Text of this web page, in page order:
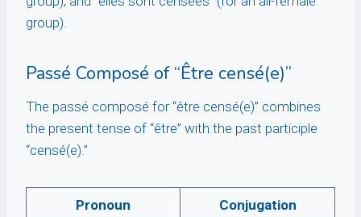
group).
Passé Composé of “Être censé(e)”
The passé composé for “être censé(e)” combines
the present tense of “être” with the past participle
“censé(e).”
Pronoun Conjugation